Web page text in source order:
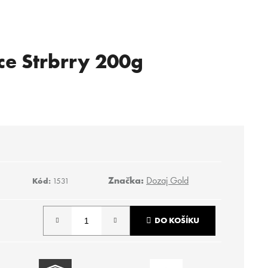
Strbrry 200g
Kód: 1531 Značka: Dozaj Gold
DO KOŠÍKU
Následující